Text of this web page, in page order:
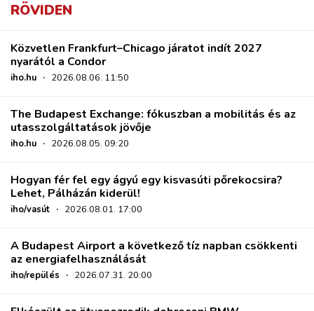
RÖVIDEN
Közvetlen Frankfurt–Chicago járatot indít 2027
nyarától a Condor
iho.hu · 2026.08.06. 11:50
The Budapest Exchange: fókuszban a mobilitás és az
utasszolgáltatások jövője
iho.hu · 2026.08.05. 09:20
Hogyan fér fel egy ágyú egy kisvasúti pőrekocsira?
Lehet, Pálházán kiderül!
iho/vasút · 2026.08.01. 17:00
A Budapest Airport a következő tíz napban csökkenti
az energiafelhasználását
iho/repülés · 2026.07.31. 20:00